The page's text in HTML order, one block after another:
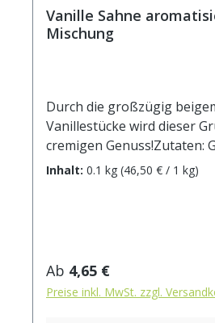
Vanille Sahne
Mischung
Durch die großzügig
Vanillestücke wird dieser
cremigen Genuss!Zutaten:
Sencha, Aroma,
ca. 12g Tee mit 1 l. Wasser
Inhalt: 0.1 kg (46,50 € / 1 kg)
Regulärer Preis:
Ab 4,65 €
Preise inkl. MwSt. zzgl.